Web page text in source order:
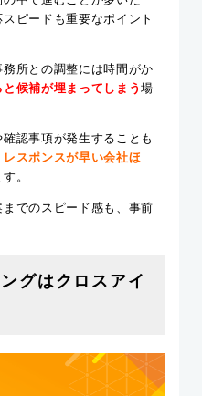
ピードも重要なポイント
所との調整には時間がか
と候補が埋まってしまう場
認事項が発生することも
レスポンスが早い会社ほ
。
でのスピード感も、事前
グはクロスアイ